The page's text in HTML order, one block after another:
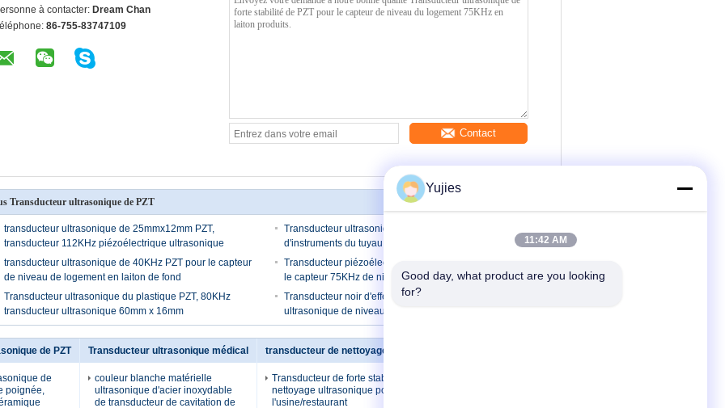
à contacter: Dream Chan
86-755-83747109
Contact
Transducteur ultrasonique de PZT
transducteur ultrasonique de 25mmx12mm PZT,
transducteur 112KHz piézoélectrique ultrasonique
Transducteur ultrasonique en céramique piézo-électrique
d'instruments du tuyau M30 pour le mètre de niveau
transducteur ultrasonique de 40KHz PZT pour le capteur
de niveau de logement en laiton de fond
Transducteur piézoélectrique du diamètre 38mm Pzt pour
le capteur 75KHz de niveau liquide ultrasonique
Transducteur ultrasonique du plastique PZT, 80KHz
transducteur ultrasonique 60mm x 16mm
Transducteur noir d'effet piézoélectrique pour le capteur
ultrasonique de niveau de la proximité 300KHz
de PZT
de
poignée,
Transducteur ultrasonique médical
couleur blanche matérielle
ultrasonique d'acier inoxydable
de transducteur de cavitation de
transducteur de nettoyage ultrasonique
Transducteur de forte stabilité de
nettoyage ultrasonique pour
l'usine/restaurant
Yujies
11:42 AM
Good day, what product are you looking
for?